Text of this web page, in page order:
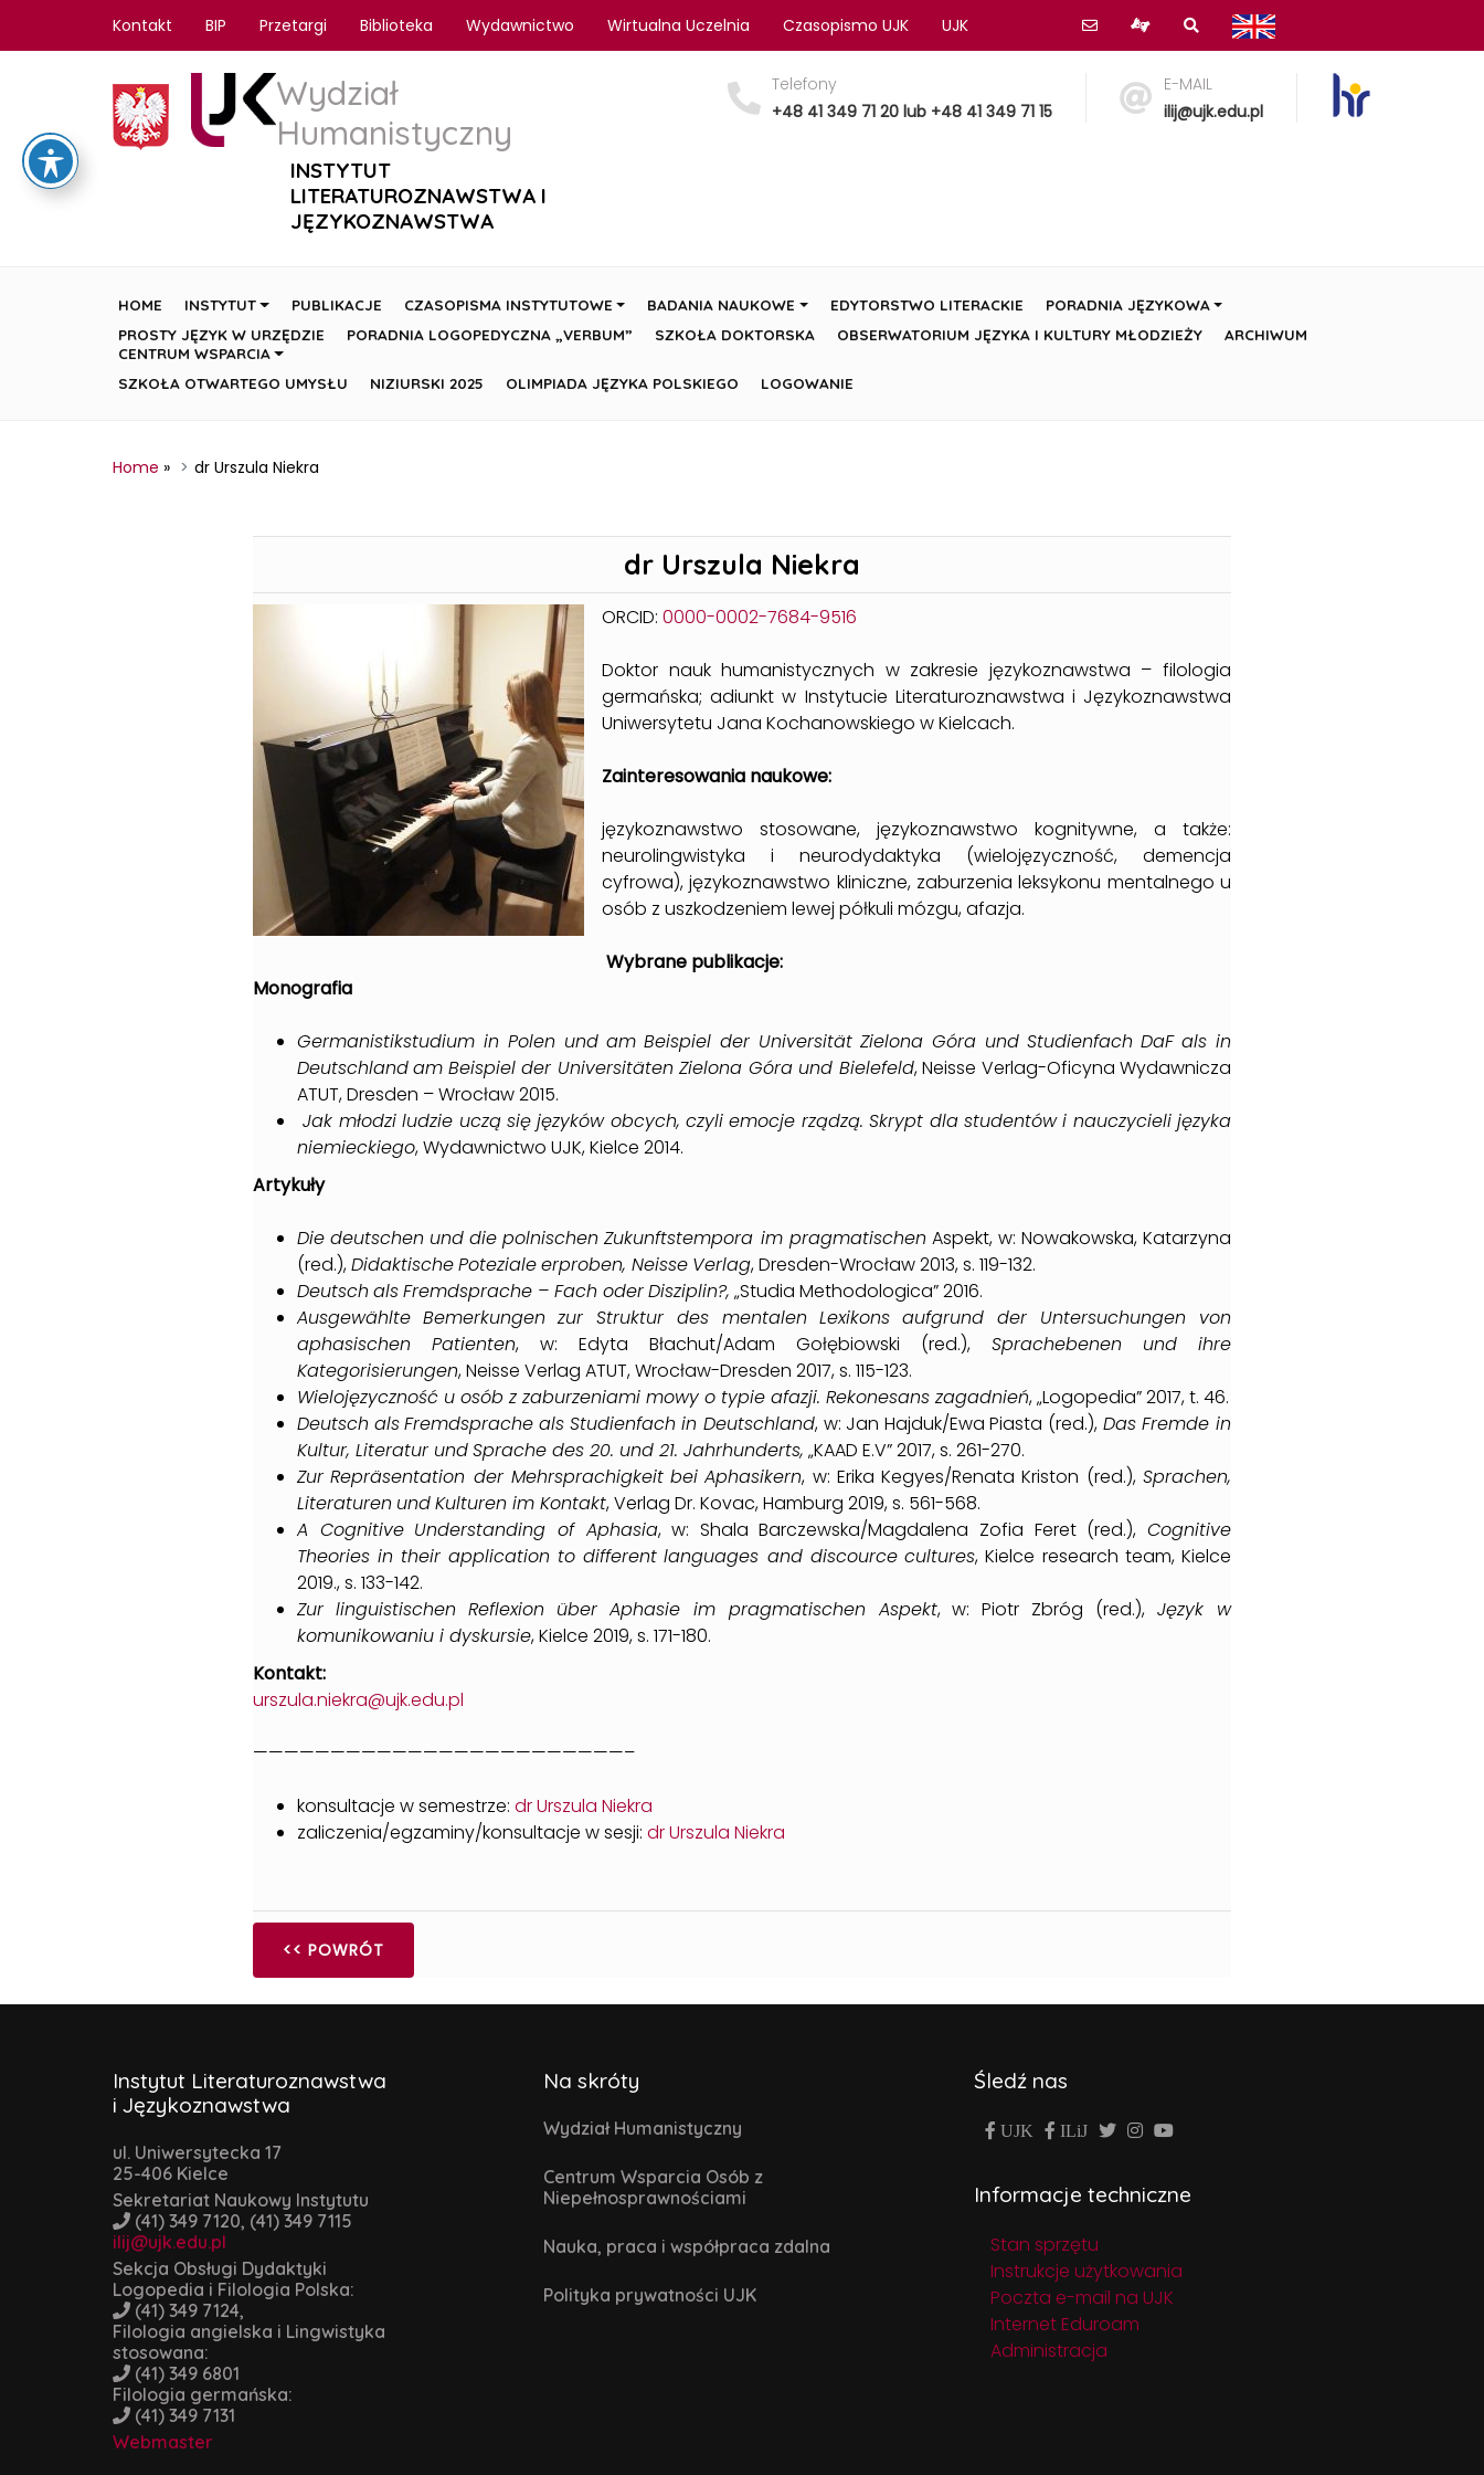
Kontakt BIP Przetargi Biblioteka Wydawnictwo Wirtualna Uczelnia Czasopismo UJK UJK
Wydział
Humanistyczny
INSTYTUT
LITERATUROZNAWSTWA I
JĘZYKOZNAWSTWA
Telefony
+48 41 349 71 20 lub +48 41 349 71 15
E-MAIL
ilij@ujk.edu.pl
HOME INSTYTUT PUBLIKACJE CZASOPISMA INSTYTUTOWE BADANIA NAUKOWE EDYTORSTWO LITERACKIE
PORADNIA JĘZYKOWA
PROSTY JĘZYK W URZĘDZIE
CENTRUM WSPARCIA
PORADNIA LOGOPEDYCZNA „VERBUM” SZKOŁA DOKTORSKA OBSERWATORIUM JĘZYKA I KULTURY MŁODZIEŻY ARCHIWUM
SZKOŁA OTWARTEGO UMYSŁU NIZIURSKI 2025 OLIMPIADA JĘZYKA POLSKIEGO LOGOWANIE
Home » dr Urszula Niekra
dr Urszula Niekra
ORCID: 0000-0002-7684-9516
Doktor nauk humanistycznych w zakresie językoznawstwa – filologia
germańska; adiunkt w Instytucie Literaturoznawstwa i Językoznawstwa
Uniwersytetu Jana Kochanowskiego w Kielcach.
Zainteresowania naukowe:
językoznawstwo stosowane, językoznawstwo kognitywne, a także:
neurolingwistyka i neurodydaktyka (wielojęzyczność, demencja
cyfrowa), językoznawstwo kliniczne, zaburzenia leksykonu mentalnego u
osób z uszkodzeniem lewej półkuli mózgu, afazja.
Wybrane publikacje:
Monografia
Germanistikstudium in Polen und am Beispiel der Universität Zielona Góra und Studienfach DaF als in
Deutschlandam Beispiel der Universitäten Zielona Góra und Bielefeld, Neisse Verlag-Oficyna Wydawnicza
ATUT, Dresden – Wrocław 2015.
Jak młodzi ludzie uczą się języków obcych, czyli emocje rządzą. Skrypt dla studentów i nauczycieli języka
niemieckiego, Wydawnictwo UJK, Kielce 2014.
Artykuły
Die deutschen und die polnischen Zukunftstempora im pragmatischen Aspekt, w: Nowakowska, Katarzyna
(red.),DidaktischePotezialeerproben, Neisse Verlag, Dresden-Wrocław 2013, s. 119-132.
Deutsch alsFremdsprache – Fach oderDisziplin?, „Studia Methodologica” 2016.
Ausgewählte Bemerkungen zur Struktur des mentalen Lexikons aufgrund der Untersuchungen von
aphasischen
Patienten, w: Edyta Błachut/Adam Gołębiowski (red.), Sprachebenen und
ihre
Kategorisierungen, Neisse Verlag ATUT, Wrocław-Dresden 2017, s. 115-123.
Wielojęzyczność u osób z zaburzeniami mowy o typie afazji. Rekonesans zagadnień, „Logopedia” 2017, t. 46.
Deutsch als Fremdsprache als Studienfach in Deutschland, w: Jan Hajduk/Ewa Piasta (red.), Das Fremde in
Kultur, Literatur undSprache des 20. und 21. Jahrhunderts, „KAAD E.V” 2017, s. 261-270.
Zur Repräsentation der Mehrsprachigkeit bei Aphasikern, w: Erika Kegyes/Renata Kriston (red.),Sprachen,
Literaturen undKulturen im Kontakt, Verlag Dr. Kovac, Hamburg 2019, s. 561-568.
A Cognitive Understanding of Aphasia, w: Shala Barczewska/Magdalena Zofia Feret (red.),Cognitive
Theories in their application to different languages and discource cultures, Kielce research team, Kielce
2019., s. 133-142.
Zur linguistischen Reflexion über Aphasie im pragmatischen Aspekt, w: Piotr Zbróg (red.),Język w
komunikowaniu i dyskursie, Kielce 2019, s. 171-180.
Kontakt:
urszula.niekra@ujk.edu.pl
————————————————————————–
konsultacje w semestrze: dr Urszula Niekra
zaliczenia/egzaminy/konsultacje w sesji: dr Urszula Niekra
<< POWRÓT
Instytut Literaturoznawstwa
i Językoznawstwa
ul. Uniwersytecka 17
25-406 Kielce
Sekretariat Naukowy Instytutu
(41) 349 7120, (41) 349 7115
ilij@ujk.edu.pl
Sekcja Obsługi Dydaktyki
Logopedia i Filologia Polska:
(41) 349 7124,
Filologia angielska i Lingwistyka
stosowana:
(41) 349 6801
Filologia germańska:
(41) 349 7131
Webmaster
Na skróty
Wydział Humanistyczny
Centrum Wsparcia Osób z
Niepełnosprawnościami
Nauka, praca i współpraca zdalna
Polityka prywatności UJK
Śledź nas
UJK ILiJ
Informacje techniczne
Stan sprzętu
Instrukcje użytkowania
Poczta e-mail na UJK
Internet Eduroam
Administracja